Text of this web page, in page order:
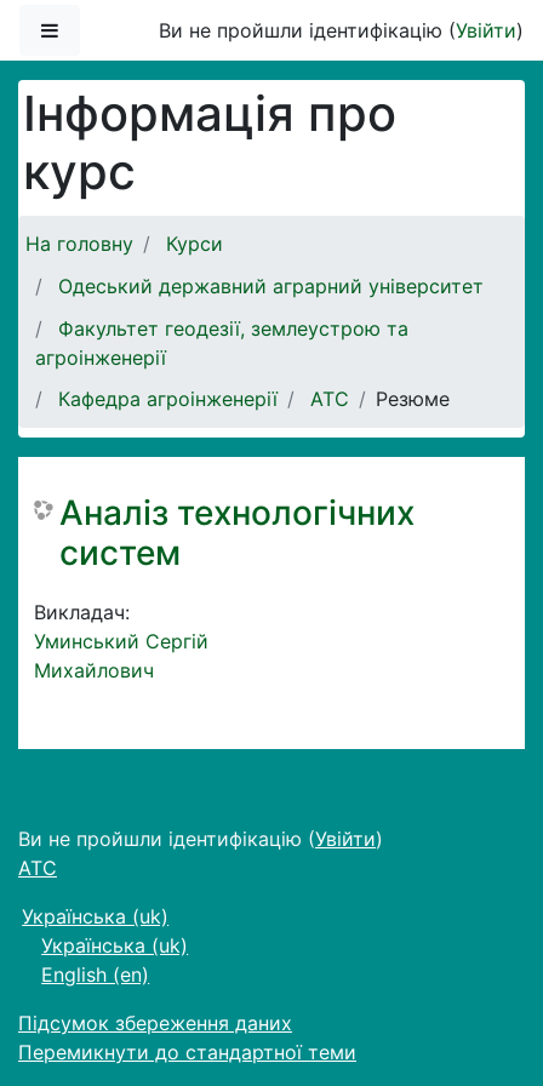
Бокова панельВи не пройшли ідентифікацію (Увійти)
Інформація про
курс
На головну
Курси
Одеський державний аграрний університет
Факультет геодезії, землеустрою та
агроінженерії
Кафедра агроінженерії
АТС Резюме
Аналіз технологічних
систем
Викладач:
Уминський Сергій
Михайлович
Ви не пройшли ідентифікацію (Увійти)
АТС
Українська ‎(uk)‎
Українська ‎(uk)‎
English ‎(en)‎
Підсумок збереження даних
Перемикнути до стандартної теми